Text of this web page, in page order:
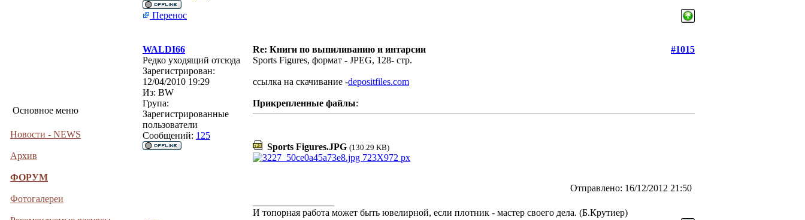
Основное меню
Новости - NEWS
Архив
ФОРУМ
Фотогалереи
Перенос
WALDI66 Re: Книги по выпиливанию и интарсии
#1015
Редко уходящий отсюда
Зарегистрирован:
12/04/2010 19:29
Из: BW
Група:
Зарегистрированные
пользователи
Сообщений: 125
Sports Figures, формат - JPEG, 128- стр.
ссылка на скачивание -depositfiles.com
Прикрепленные файлы:
Sports Figures.JPG (130.29 KB)
Отправлено: 16/12/2012 21:50
И топорная работа может быть ювелирной, если плотник - мастер своего дела. (Б.Крутиер)